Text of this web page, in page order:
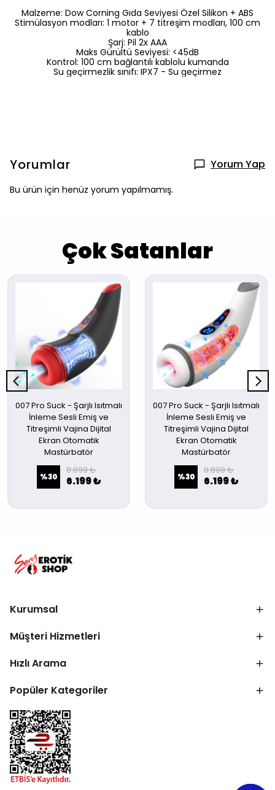
Malzeme: Dow Corning Gıda Seviyesi Özel Silikon + ABS
Stimülasyon modları: 1 motor + 7 titreşim modları, 100 cm
kablo
Şarj: Pil 2x AAA
Maks Gürültü Seviyesi: <45dB
Kontrol: 100 cm bağlantılı kablolu kumanda
Su geçirmezlik sınıfı: IPX7 - Su geçirmez
Yorumlar Yorum Yap
Bu ürün için henüz yorum yapılmamış.
Çok Satanlar
007 Pro Suck - Şarjlı Isıtmalı
İnleme Sesli Emiş ve
Titreşimli Vajina Dijital
Ekran Otomatik
Mastürbatör
%30
8.899 ₺
6.199 ₺
007 Pro Suck - Şarjlı Isıtmalı
İnleme Sesli Emiş ve
Titreşimli Vajina Dijital
Ekran Otomatik
Mastürbatör
%30
8.899 ₺
6.199 ₺
Kurumsal
Müşteri Hizmetleri
Hızlı Arama
Popüler Kategoriler